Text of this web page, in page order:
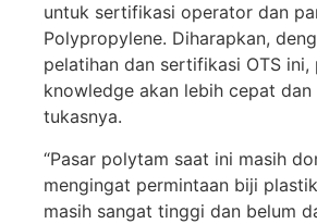
untuk sertifikasi operator dan
Polypropylene. Diharapkan,
pelatihan dan sertifikasi OTS
knowledge akan lebih cepat dan
tukasnya.
“Pasar polytam saat ini masih
mengingat permintaan biji
masih sangat tinggi dan belum